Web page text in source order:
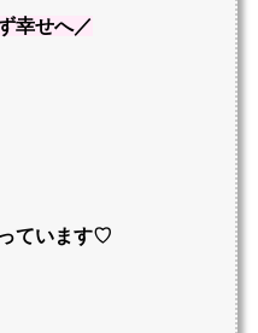
幸せへ／
ています♡